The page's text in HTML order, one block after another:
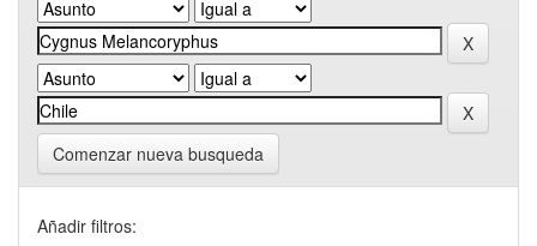
Comenzar nueva busqueda
Añadir filtros: